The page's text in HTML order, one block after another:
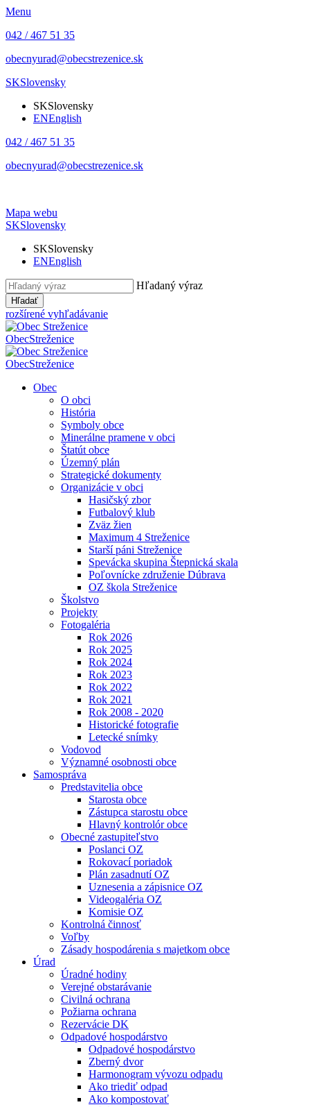
Menu
042 / 467 51 35
obecnyurad@obecstrezenice.sk
SKSlovensky
SKSlovensky
ENEnglish
042 / 467 51 35
obecnyurad@obecstrezenice.sk
Mapa webu
SKSlovensky
SKSlovensky
ENEnglish
Hľadaný výraz
Hľadať
rozšírené vyhľadávanie
ObecStreženice
ObecStreženice
Obec
O obci
História
Symboly obce
Minerálne pramene v obci
Štatút obce
Územný plán
Strategické dokumenty
Organizácie v obci
Hasičský zbor
Futbalový klub
Zväz žien
Maximum 4 Streženice
Starší páni Streženice
Spevácka skupina Štepnická skala
Poľovnícke združenie Dúbrava
OZ škola Streženice
Školstvo
Projekty
Fotogaléria
Rok 2026
Rok 2025
Rok 2024
Rok 2023
Rok 2022
Rok 2021
Rok 2008 - 2020
Historické fotografie
Letecké snímky
Vodovod
Významné osobnosti obce
Samospráva
Predstavitelia obce
Starosta obce
Zástupca starostu obce
Hlavný kontrolór obce
Obecné zastupiteľstvo
Poslanci OZ
Rokovací poriadok
Plán zasadnutí OZ
Uznesenia a zápisnice OZ
Videogaléria OZ
Komisie OZ
Kontrolná činnosť
Voľby
Zásady hospodárenia s majetkom obce
Úrad
Úradné hodiny
Verejné obstarávanie
Civilná ochrana
Požiarna ochrana
Rezervácie DK
Odpadové hospodárstvo
Odpadové hospodárstvo
Zberný dvor
Harmonogram vývozu odpadu
Ako triediť odpad
Ako kompostovať